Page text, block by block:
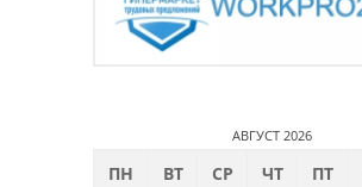
АВГУСТ 2026
ПН ВТ СР ЧТ ПТ